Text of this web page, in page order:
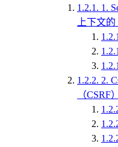
1.2.1. 1.
上下文
1.2.2. 2.
（CSRF